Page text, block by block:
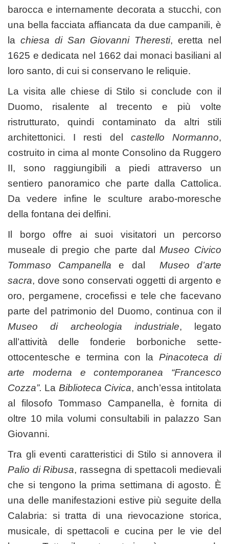
barocca e internamente decorata a stucchi, con
una bella facciata affiancata da due campanili, è
la chiesa di San Giovanni Theresti, eretta nel
1625 e dedicata nel 1662 dai monaci basiliani al
loro santo, di cui si conservano le reliquie.
La visita alle chiese di Stilo si conclude con il
Duomo, risalente al trecento e più volte
ristrutturato, quindi contaminato da altri stili
architettonici. I resti del castello Normanno,
costruito in cima al monte Consolino da Ruggero
II, sono raggiungibili a piedi attraverso un
sentiero panoramico che parte dalla Cattolica.
Da vedere infine le sculture arabo-moresche
della fontana dei delfini.
Il borgo offre ai suoi visitatori un percorso
museale di pregio che parte dalMuseo Civico
Tommaso Campanella e dal Museo d’arte
sacra, dove sono conservati oggetti di argento e
oro, pergamene, crocefissi e tele che facevano
parte del patrimonio del Duomo, continua con il
Museo di archeologia industriale, legato
all’attività delle fonderie borboniche sette-
ottocentesche e termina con la Pinacoteca di
arte moderna e contemporanea “Francesco
Cozza”. La Biblioteca Civica, anch’essa intitolata
al filosofo Tommaso Campanella, è fornita di
oltre 10 mila volumi consultabili in palazzo San
Giovanni.
Tra gli eventi caratteristici di Stilo si annovera il
Palio di Ribusa, rassegna di spettacoli medievali
che si tengono la prima settimana di agosto. È
una delle manifestazioni estive più seguite della
Calabria: si tratta di una rievocazione storica,
musicale, di spettacoli e cucina per le vie del